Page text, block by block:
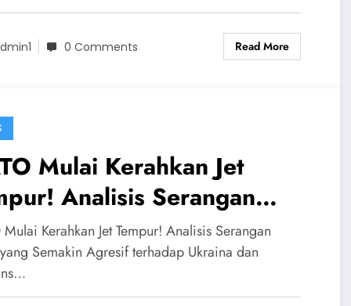
0 Comments Read More
Mulai Kerahkan Jet
Analisis Serangan
yang Semakin Agresif
Ukraina dan Respons
Kerahkan Jet Tempur! Analisis Serangan
Semakin Agresif terhadap Ukraina dan